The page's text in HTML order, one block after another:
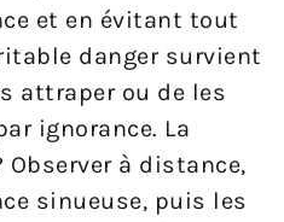
et en évitant tout
danger survient
attraper ou de les
ignorance. La
à distance,
sinueuse, puis les